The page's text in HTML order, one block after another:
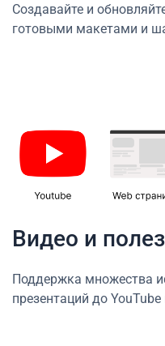
Создавайте и
готовыми макетами и
Видео и
Поддержка множества
презентаций до